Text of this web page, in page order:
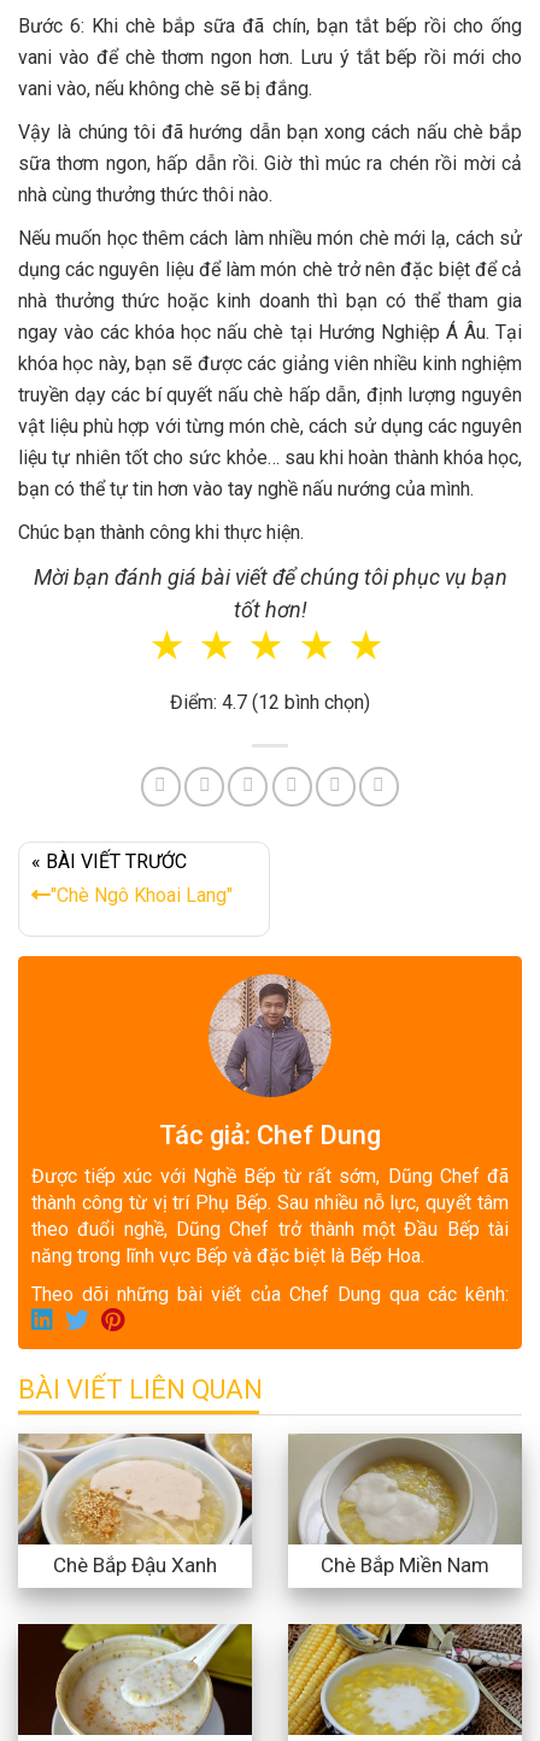
Bước 6: Khi chè bắp sữa đã chín, bạn tắt bếp rồi cho ống
vani vào để chè thơm ngon hơn. Lưu ý tắt bếp rồi mới cho
vani vào, nếu không chè sẽ bị đắng.
Vậy là chúng tôi đã hướng dẫn bạn xong cách nấu chè bắp
sữa thơm ngon, hấp dẫn rồi. Giờ thì múc ra chén rồi mời cả
nhà cùng thưởng thức thôi nào.
Nếu muốn học thêm cách làm nhiều món chè mới lạ, cách sử
dụng các nguyên liệu để làm món chè trở nên đặc biệt để cả
nhà thưởng thức hoặc kinh doanh thì bạn có thể tham gia
ngay vào các khóa học nấu chè tại Hướng Nghiệp Á Âu. Tại
khóa học này, bạn sẽ được các giảng viên nhiều kinh nghiệm
truyền dạy các bí quyết nấu chè hấp dẫn, định lượng nguyên
vật liệu phù hợp với từng món chè, cách sử dụng các nguyên
liệu tự nhiên tốt cho sức khỏe… sau khi hoàn thành khóa học,
bạn có thể tự tin hơn vào tay nghề nấu nướng của mình.
Chúc bạn thành công khi thực hiện.
Mời bạn đánh giá bài viết để chúng tôi phục vụ bạn
tốt hơn!
☆
☆
☆
☆
☆
Điểm: 4.7 (12 bình chọn)
« BÀI VIẾT TRƯỚC
"Chè Ngô Khoai Lang"
Tác giả: Chef Dung
Được tiếp xúc với Nghề Bếp từ rất sớm, Dũng Chef đã
thành công từ vị trí Phụ Bếp. Sau nhiều nỗ lực, quyết tâm
theo đuổi nghề, Dũng Chef trở thành một Đầu Bếp tài
năng trong lĩnh vực Bếp và đặc biệt là Bếp Hoa.
Theo dõi những bài viết của Chef Dung qua các kênh:
BÀI VIẾT LIÊN QUAN
Chè Bắp Đậu Xanh Chè Bắp Miền Nam